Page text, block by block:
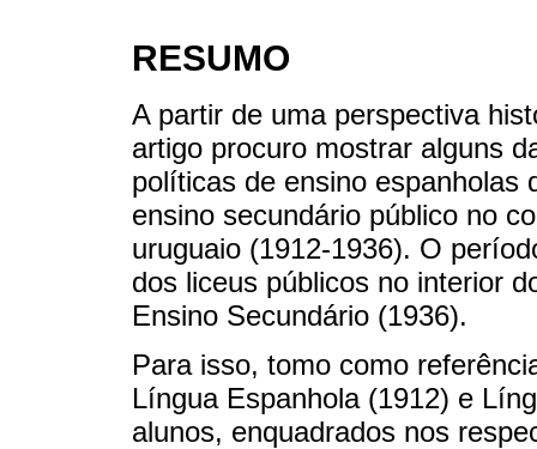
RESUMO
A partir de uma perspectiva
artigo procuro mostrar alguns
políticas de ensino espanholas
ensino secundário público no
uruguaio (1912-1936). O
dos liceus públicos no interior
Ensino Secundário (1936).
Para isso, tomo como
Língua Espanhola (1912) e
alunos, enquadrados nos